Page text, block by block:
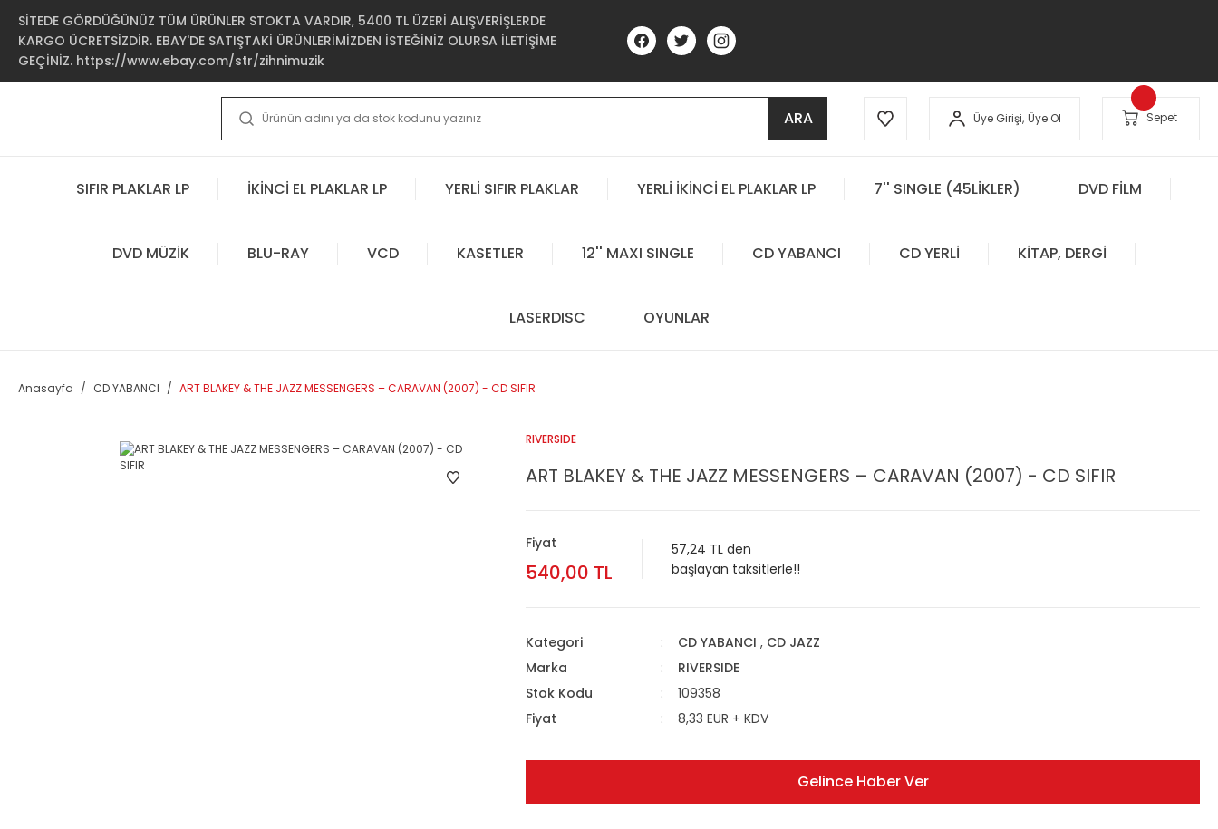
SİTEDE GÖRDÜĞÜNÜZ TÜM ÜRÜNLER STOKTA VARDIR, 5400 TL ÜZERİ ALIŞVERİŞLERDE
KARGO ÜCRETSİZDİR. EBAY'DE SATIŞTAKİ ÜRÜNLERİMİZDEN İSTEĞİNİZ OLURSA İLETİŞİME
GEÇİNİZ. https://www.ebay.com/str/zihnimuzik
ARA Üye Girişi, Üye Ol Sepet
SIFIR PLAKLAR LP İKİNCİ EL PLAKLAR LP YERLİ SIFIR PLAKLAR YERLİ İKİNCİ EL PLAKLAR LP 7'' SINGLE (45LİKLER) DVD FİLM
DVD MÜZİK BLU-RAY VCD KASETLER 12'' MAXI SINGLE CD YABANCI CD YERLİ KİTAP, DERGİ
LASERDISC OYUNLAR
Anasayfa CD YABANCI ART BLAKEY & THE JAZZ MESSENGERS – CARAVAN (2007) - CD SIFIR
RIVERSIDE
ART BLAKEY & THE JAZZ MESSENGERS – CARAVAN (2007) - CD SIFIR
Fiyat
540,00 TL
57,24 TL den
başlayan taksitlerle!!
Kategori CD YABANCI , CD JAZZ
Marka
RIVERSIDE
Stok Kodu
109358
Fiyat
8,33 EUR + KDV
Gelince Haber Ver